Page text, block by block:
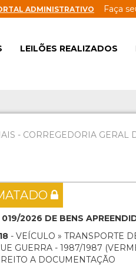
ADMINISTRATIVO Faça
LEILÕES REALIZADOS
- CORREGEDORIA GERAL
2026 DE BENS
- VEÍCULO » TRANSPORTE
GUERRA - 1987/1987
A DOCUMENTAÇÃO